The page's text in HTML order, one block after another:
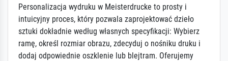
Personalizacja wydruku w Meisterdrucke to prosty i
intuicyjny proces, który pozwala zaprojektować dzieło
sztuki dokładnie według własnych specyfikacji: Wybierz
ramę, określ rozmiar obrazu, zdecyduj o nośniku druku i
dodaj odpowiednie oszklenie lub blejtram. Oferujemy